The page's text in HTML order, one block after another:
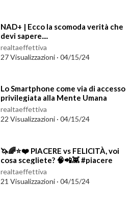
⁣NAD+ | Ecco la scomoda verità che
devi sapere....
realtaeffettiva
27 Visualizzazioni · 04/15/24
⁣Lo Smartphone come via di accesso
privilegiata alla Mente Umana
realtaeffettiva
22 Visualizzazioni · 04/15/24
⁣🦄🌈⭐️❤️ PIACERE vs FELICITÀ, voi
cosa scegliete? 🧠📲👾 #piacere
#felicità
realtaeffettiva
21 Visualizzazioni · 04/15/24